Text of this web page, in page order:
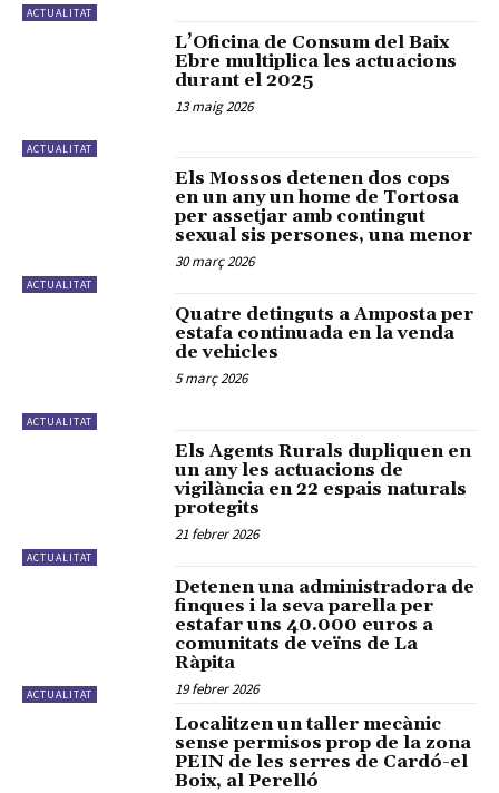
ACTUALITAT
ACTUALITAT
L’Oficina de Consum del Baix
Ebre multiplica les actuacions
durant el 2025
13 maig 2026
ACTUALITAT
Els Mossos detenen dos cops
en un any un home de Tortosa
per assetjar amb contingut
sexual sis persones, una menor
30 març 2026
ACTUALITAT
Quatre detinguts a Amposta per
estafa continuada en la venda
de vehicles
5 març 2026
ACTUALITAT
Els Agents Rurals dupliquen en
un any les actuacions de
vigilància en 22 espais naturals
protegits
21 febrer 2026
ACTUALITAT
Detenen una administradora de
finques i la seva parella per
estafar uns 40.000 euros a
comunitats de veïns de La
Ràpita
19 febrer 2026
Localitzen un taller mecànic
sense permisos prop de la zona
PEIN de les serres de Cardó-el
Boix, al Perelló